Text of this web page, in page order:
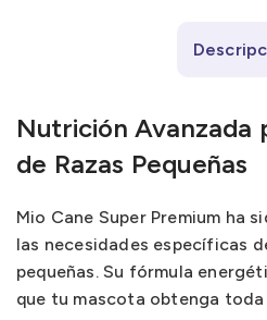
Nutrición Avanzada
de Razas Pequeñas
Mio Cane Super Premium ha
las necesidades específicas
pequeñas. Su fórmula
que tu mascota obtenga